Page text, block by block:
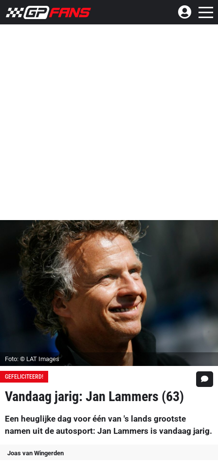
Foto: © LAT Images
GEFELICITEERD!
Vandaag jarig: Jan Lammers (63)
Een heuglijke dag voor één van 's lands grootste
namen uit de autosport: Jan Lammers is vandaag jarig.
Joas van Wingerden